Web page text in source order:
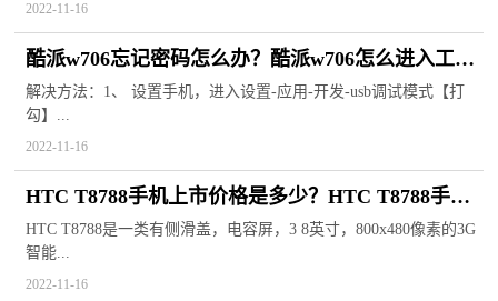
2022-11-16
酷派w706忘记密码怎么办？酷派w706怎么进入工程
模式？
解决方法：1、 设置手机，进入设置-应用-开发-usb调试模式【打
勾】...
2022-11-16
HTC T8788手机上市价格是多少？HTC T8788手机
参数
HTC T8788是一类有侧滑盖，电容屏，3 8英寸，800x480像素的3G
智能...
2022-11-16